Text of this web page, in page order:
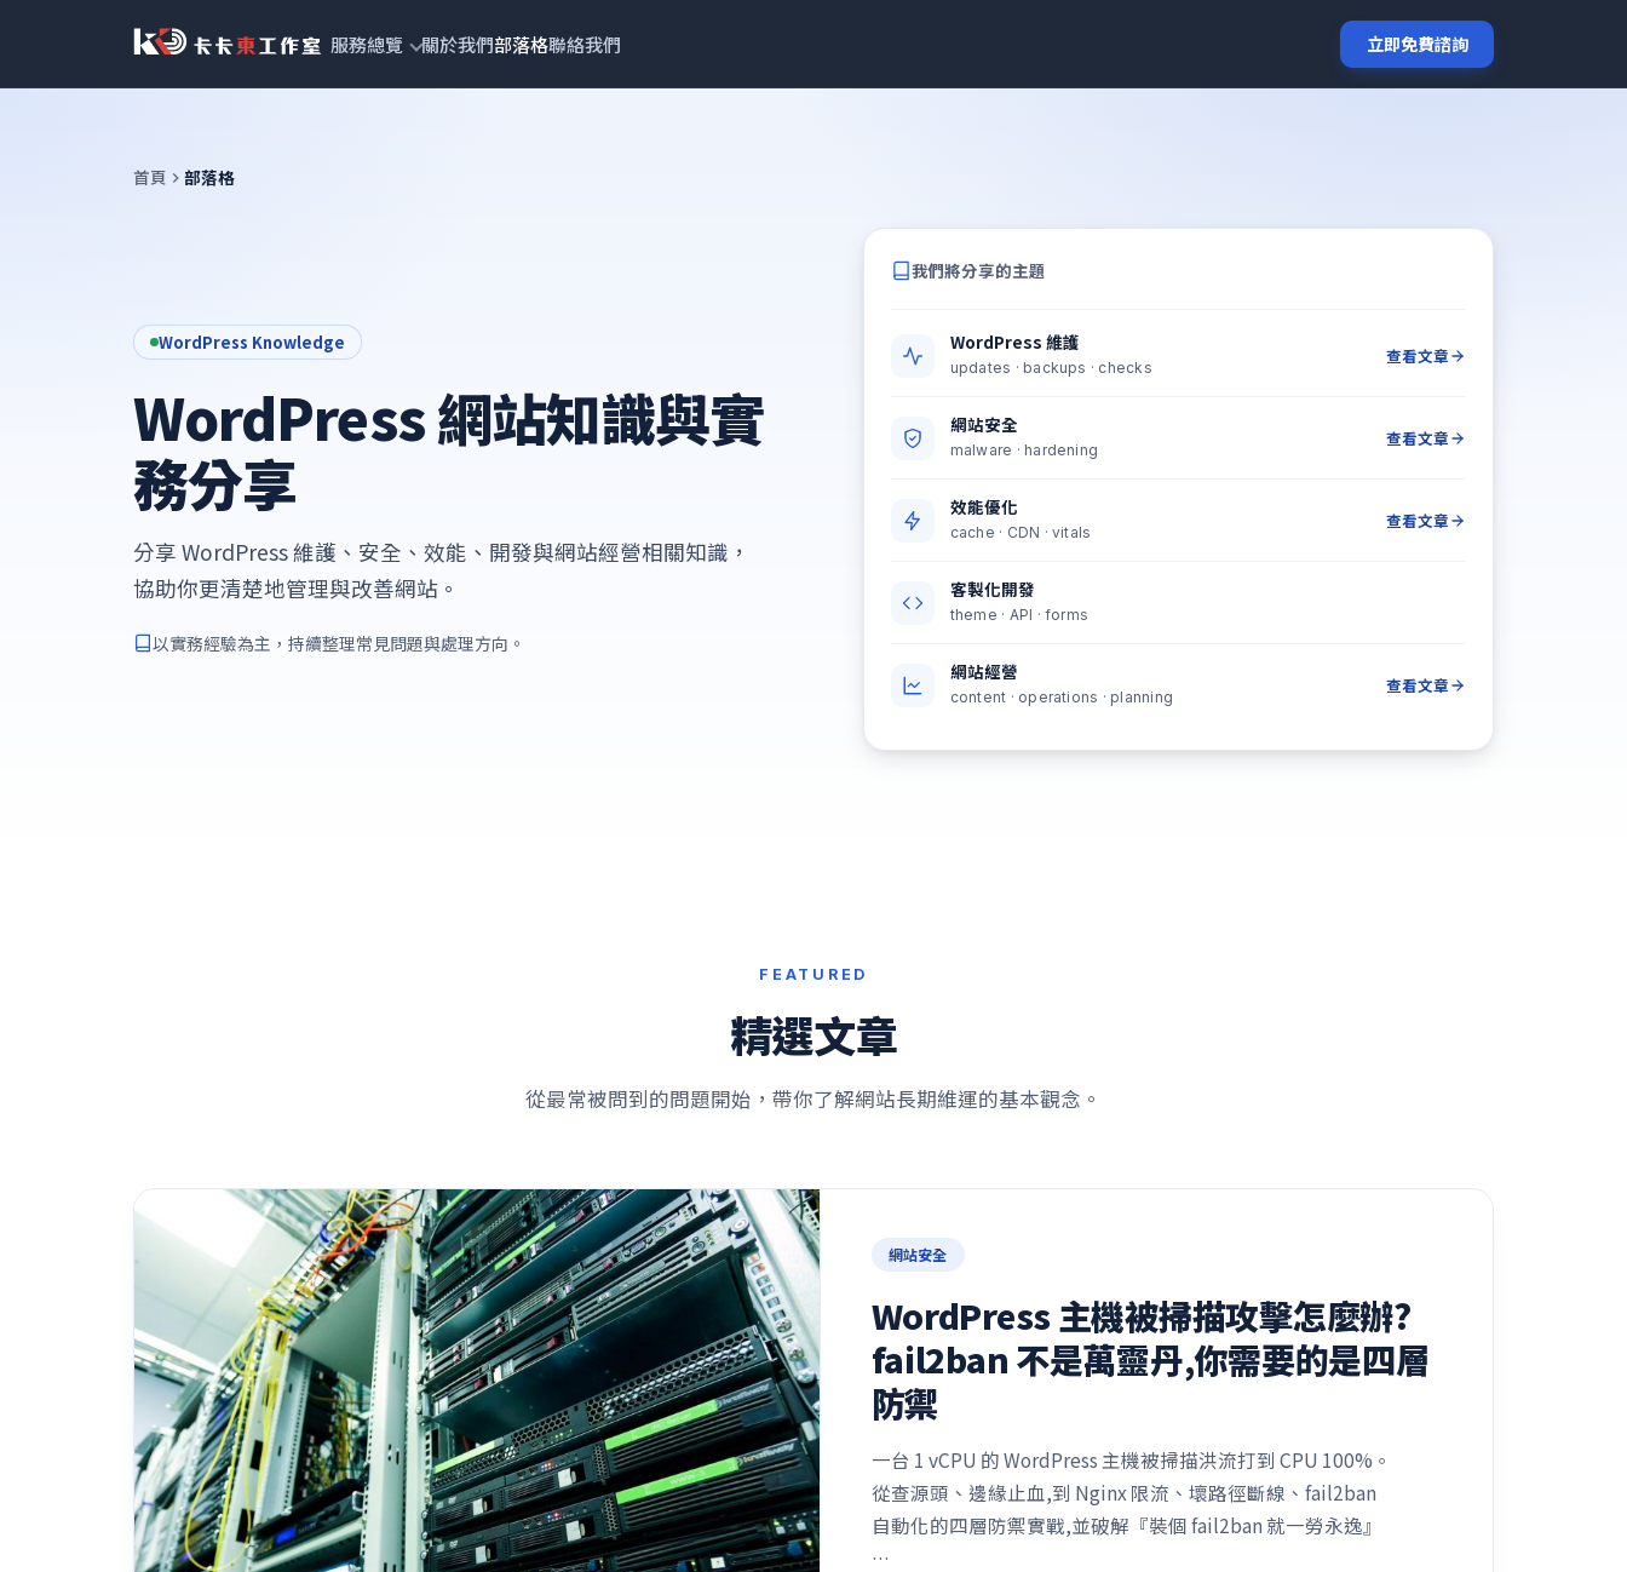
主
服務總覽 關於我們部落格聯絡我們 立即免費諮詢
首頁 部落格
WordPress Knowledge
WordPress 網站知識與實
務分享
分享 WordPress 維護、安全、效能、開發與網站經營相關知識，
協助你更清楚地管理與改善網站。
以實務經驗為主，持續整理常見問題與處理方向。
我們將分享的主題
WordPress 維護
updates · backups · checks
查看文章
網站安全
malware · hardening
查看文章
效能優化
cache · CDN · vitals
查看文章
客製化開發
theme · API · forms
網站經營
content · operations · planning
查看文章
FEATURED
精選文章
從最常被問到的問題開始，帶你了解網站長期維運的基本觀念。
網站安全
WordPress 主機被掃描攻擊怎麼辦?
fail2ban 不是萬靈丹,你需要的是四層
防禦
一台 1 vCPU 的 WordPress 主機被掃描洪流打到 CPU 100%。
從查源頭、邊緣止血,到 Nginx 限流、壞路徑斷線、fail2ban
自動化的四層防禦實戰,並破解『裝個 fail2ban 就一勞永逸』
…